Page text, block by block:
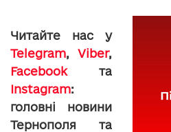
Читайте нас у
Telegram, Viber,
Facebookта
Instagram:
головні новини
Тернополя та